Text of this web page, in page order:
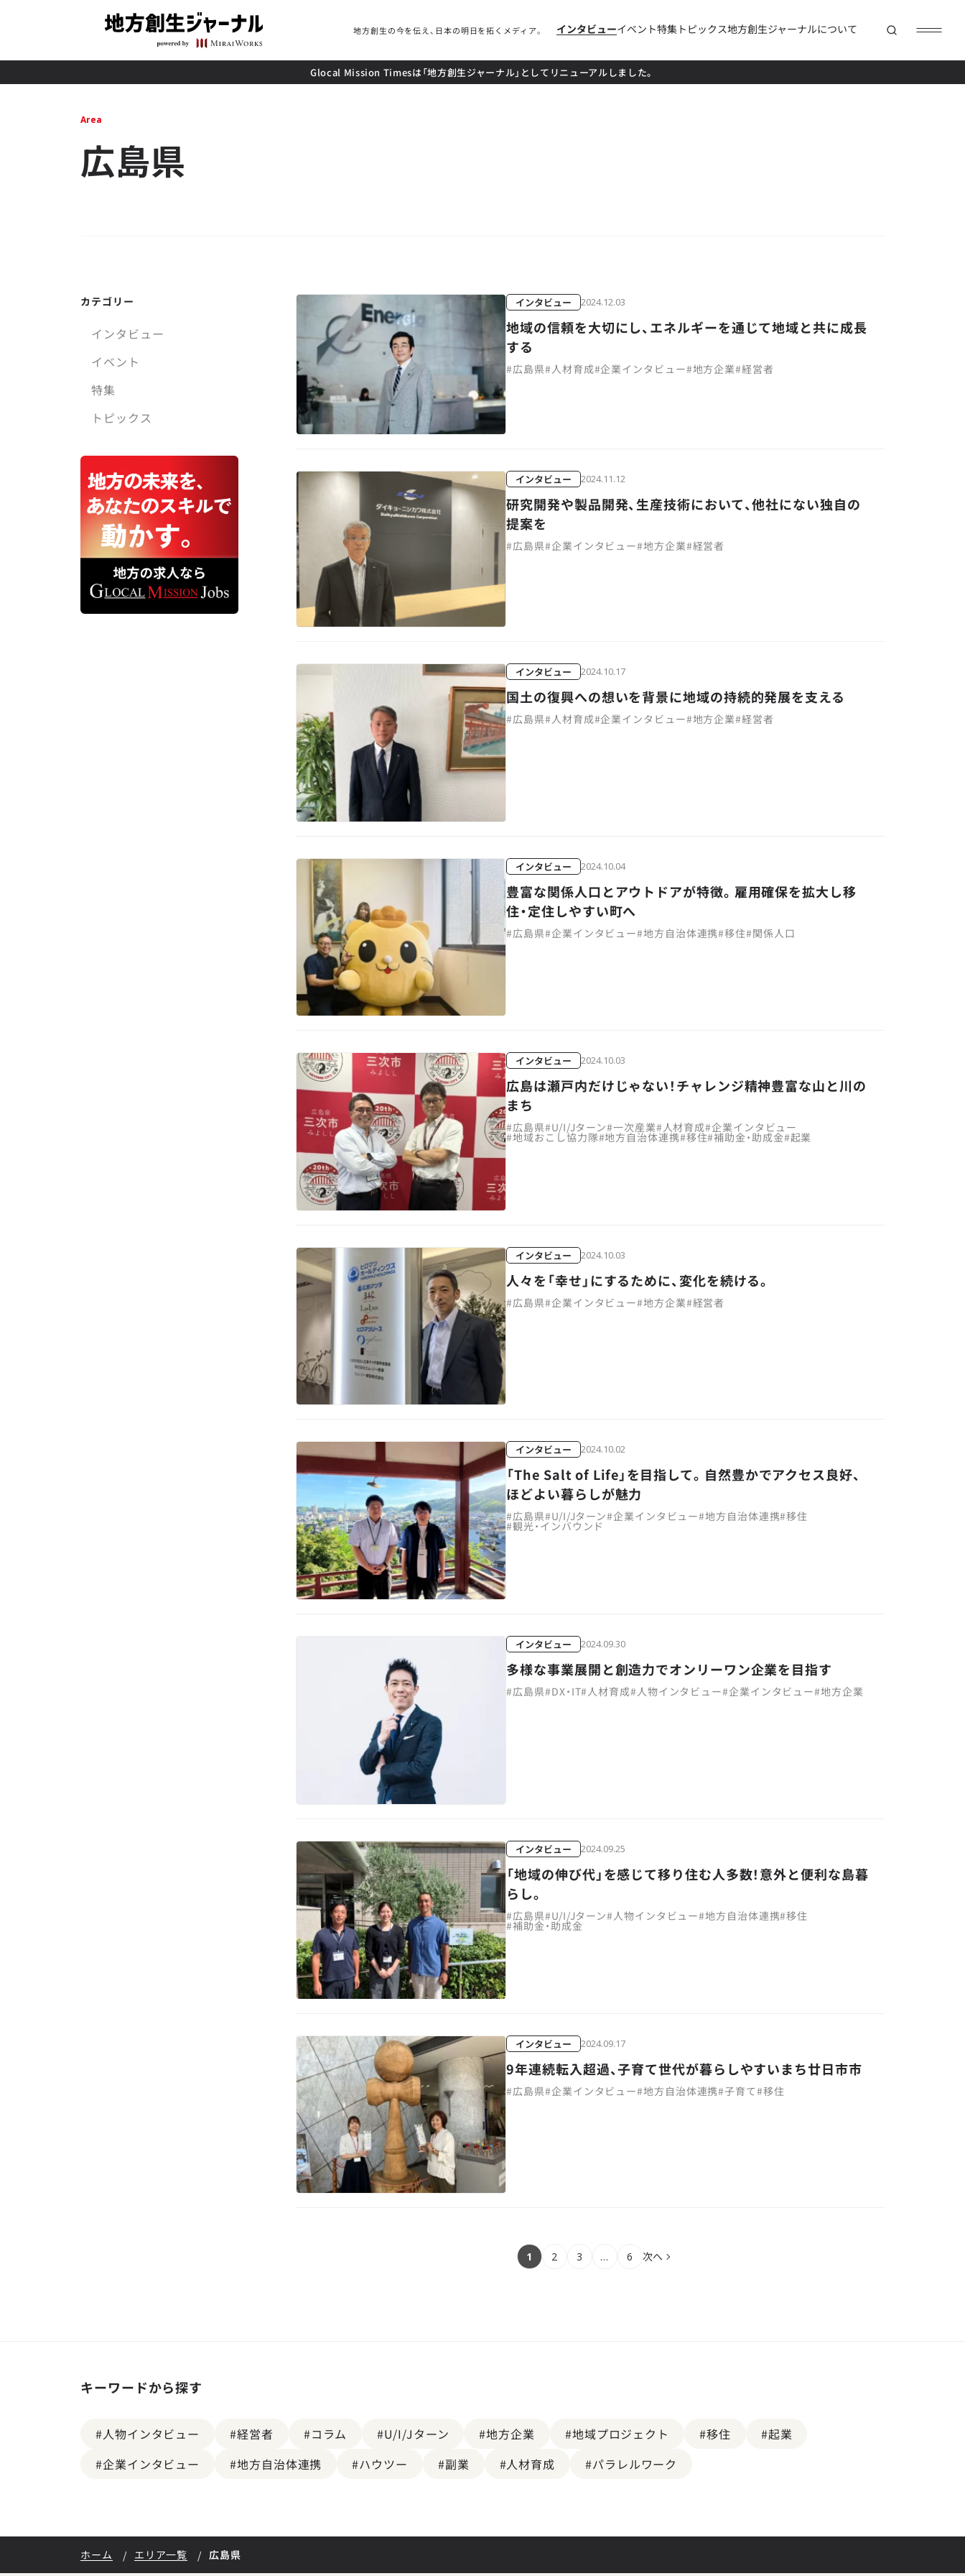
地方創生の今を伝え、日本の明日を拓くメディア。 インタビューイベント特集 トピックス地方創生ジャーナルについて
Glocal Mission Timesは「地方創生ジャーナル」としてリニューアルしました。
Area
広島県
カテゴリー
インタビュー
イベント
特集
トピックス
インタビュー 2024.12.03
地域の信頼を大切にし、エネルギーを通じて地域と共に成長
する
#広島県# 人材育成#企業インタビュー#地方企業#経営者
インタビュー 2024.11.12
研究開発や製品開発、生産技術において、他社にない独自の
提案を
#広島県#企業インタビュー#地方企業#経営者
インタビュー 2024.10.17
国土の復興への想いを背景に地域の持続的発展を支える
#広島県#人材育成#企業インタビュー#地方企業#経営者
インタビュー 2024.10.04
豊富な関係人口とアウトドアが特徴。雇用確保を拡大し移
住・定住しやすい町へ
#広島県#企業インタビュー#地方自治体連携#移住#関係人口
インタビュー 2024.10.03
広島は瀬戸内だけじゃない！チャレンジ精神豊富な山と川の
まち
#広島県#U/I/Jターン#一次産業#人材育成#企業インタビュー
#地域おこし協力隊#地方自治体連携#移住#補助金・助成金#起業
インタビュー 2024.10.03
人々を「幸せ」にするために、変化を続ける。
#広島県#企業インタビュー#地方企業#経営者
インタビュー 2024.10.02
「The Salt of Life」を目指して。自然豊かでアクセス良好、
ほどよい暮らしが魅力
#広島県#U/I/Jターン#企業インタビュー#地方自治体連携#移住
#観光・インバウンド
インタビュー 2024.09.30
多様な事業展開と創造力でオンリーワン企業を目指す
#広島県#DX・IT# 人材育成# 人物インタビュー#企業インタビュー#地方企業
インタビュー 2024.09.25
「地域の伸び代」を感じて移り住む人多数！意外と便利な島暮
らし。
#広島県#U/I/Jターン#人物インタビュー#地方自治体連携#移住
#補助金・助成金
インタビュー 2024.09.17
9年連続転入超過、子育て世代が暮らしやすいまち廿日市市
#広島県#企業インタビュー#地方自治体連携#子育て#移住
1 2 3 … 6 次へ
キーワードから探す
#人物インタビュー #経営者 #コラム #U/I/Jターン #地方企業 #地域プロジェクト #移住
#起業
#企業インタビュー
#地方自治体連携 #ハウツー #副業 #人材育成 #パラレルワーク
ホーム エリア一覧 広島県